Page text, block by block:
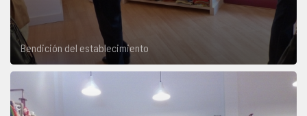
Bendición del establecimiento